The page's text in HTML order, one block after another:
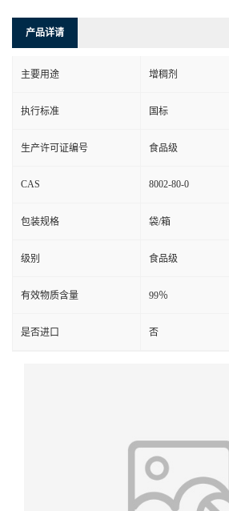
产品详请
主要用途 增稠剂
执行标准 国标
生产许可证编号 食品级
CAS 8002-80-0
包装规格 袋/箱
级别 食品级
有效物质含量 99％
是否进口 否